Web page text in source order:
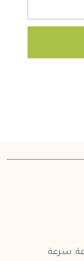
سرعة